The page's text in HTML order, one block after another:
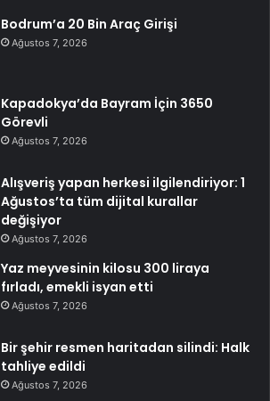
Bodrum’a 20 Bin Araç Girişi
Ağustos 7, 2026
Kapadokya’da Bayram İçin 3650
Görevli
Ağustos 7, 2026
Alışveriş yapan herkesi ilgilendiriyor: 1
Ağustos’ta tüm dijital kurallar
değişiyor
Ağustos 7, 2026
Yaz meyvesinin kilosu 300 liraya
fırladı, emekli isyan etti
Ağustos 7, 2026
Bir şehir resmen haritadan silindi: Halk
tahliye edildi
Ağustos 7, 2026